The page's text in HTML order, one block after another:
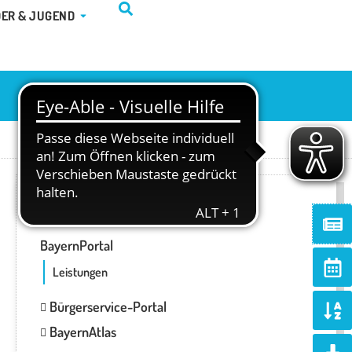
& FREIZEIT
& JUGEND ÖFFNE KINDER & JUGEND
BayernPortal
Leistungen
Bürgerservice-Portal
BayernAtlas
alt